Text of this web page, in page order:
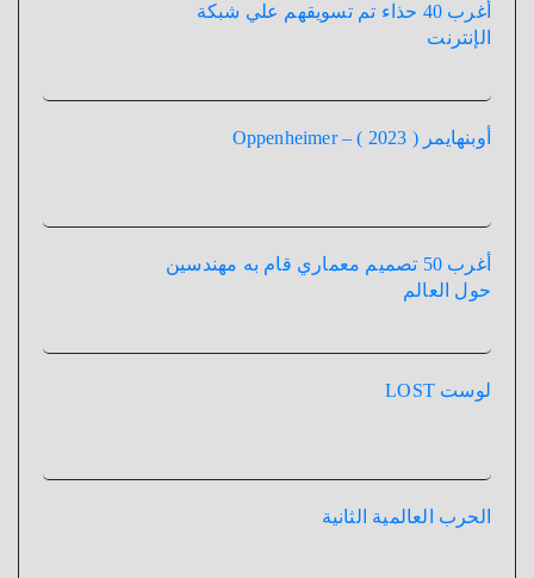
أغرب 40 حذاء تم تسويقهم علي شبكة
الإنترنت
أوبنهايمر ( 2023 ) – Oppenheimer
أغرب 50 تصميم معماري قام به مهندسين
حول العالم
لوست LOST
الحرب العالمية الثانية